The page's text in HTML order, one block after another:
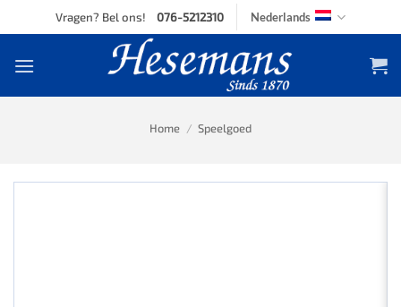
to
Vragen? Bel ons! 076-5212310 Nederlands
Home / Speelgoed